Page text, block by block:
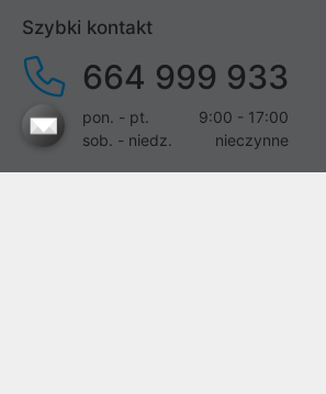
Szybki kontakt
664 999 933
pon. - pt.
9:00 - 17:00
sob. - niedz.
nieczynne